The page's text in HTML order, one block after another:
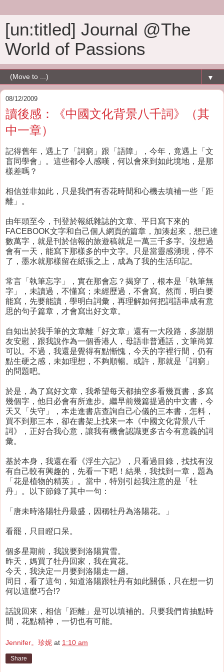
[un:titled] Journal @The
World of Passions
▼
08/12/2009
讀後感：《中國文化背景八千詞》（其
中一章）
記得舊年，遇上了「詞窮」跟「語障」，今年，竟遇上「文
盲同學會」。這些都令人感嘆，何以會來到如此境地，是那
樣差嗎？
相信並非如此，只是我們有否花時間和心機去填補一些「距
離」。
由年頭至今，刊登於報紙雜誌的文章、平日寫下來的
FACEBOOK文字和自己個人網頁的篇章，加湊起來，想已達
數萬字，就是刊於信報的旅遊稿就足一萬三千多字。沒想過
會有一天，能寫下那樣多的中文字。只是當靈感湧現，停不
了，墨水就那樣留在紙張之上，成為了我的生活印記。
常言「執筆忘字」，實在那會忘？揭穿了，根本是「執筆無
字」，未讀過，不懂寫；未經歷過，不會寫。然而，明白要
能寫，先要能讀，學明白詞彙，再理解如何把詞語串成有意
思的句子篇章，才會寫出好文章。
自知出於我手筆的文章離「好文章」還有一大段路，多謝朋
友安慰，跟我說作為一個香港人，母語非普通話，文筆尚算
可以。不過，我還是覺得有點慚愧，今天的字裡行間，仍有
點生硬之感，未如理想，不夠順暢。或許，那就是「詞窮」
的問題吧。
於是，為了寫好文章，我希望每天都抽空多看幾頁書，多寫
幾個字，他日必會有所進步。繼早前幾篇提過的中文書，今
天又「失守」，本走進書店查詢自己心儀的三本書，怎料，
買不到那三本，卻在書架上找來一本《中國文化背景八千
詞》，正好合我心意，讓我有機會認識更多古今有意義的詞
彙。
基於本身，我還在看《浮生六記》，只看過目錄，找找有沒
有自己較有興趣的，先看一下吧！結果，我找到一章，題為
「花是植物的精英」。當中，特別引起我注意的是「牡
丹」。以下節錄了其中一句：
「唐未時洛陽牡丹最盛，因稱牡丹為洛陽花。」
看罷，只目瞪口呆。
個多星期前，我說要到洛陽賞雪。
昨天，媽買了牡丹回家，我在賞花。
今天，我決定一月要到洛陽走一趟。
同日，看了這句，知道洛陽跟牡丹有如此關係，只在想一切
何以這麼巧合!?
話說回來，相信「距離」是可以填補的。只要我們肯抽點時
間，花點精神，一切也有可能。
Jennifer。珍妮 at 1:10 am
Share